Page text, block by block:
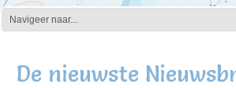
De nieuwste